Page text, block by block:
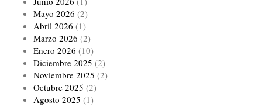
Mayo 2026 (2)
Abril 2026 (1)
Marzo 2026 (2)
Enero 2026 (10)
Diciembre 2025 (2)
Noviembre 2025 (2)
Octubre 2025 (2)
Agosto 2025 (1)